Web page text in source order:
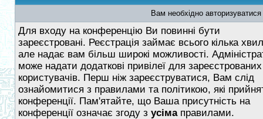
Вам необхідно
Для входу на конференцію Ви повинні бути
зареєстровані. Реєстрація займає всього кілька
але надає вам більш широкі можливості.
може надати додаткові привілеї для зареєстрованих
користувачів. Перш ніж зареєструватися, Вам слід
ознайомитися з правилами та політикою, які
конференції. Пам'ятайте, що Ваша присутність на
конференції означає згоду з усімаправилами.